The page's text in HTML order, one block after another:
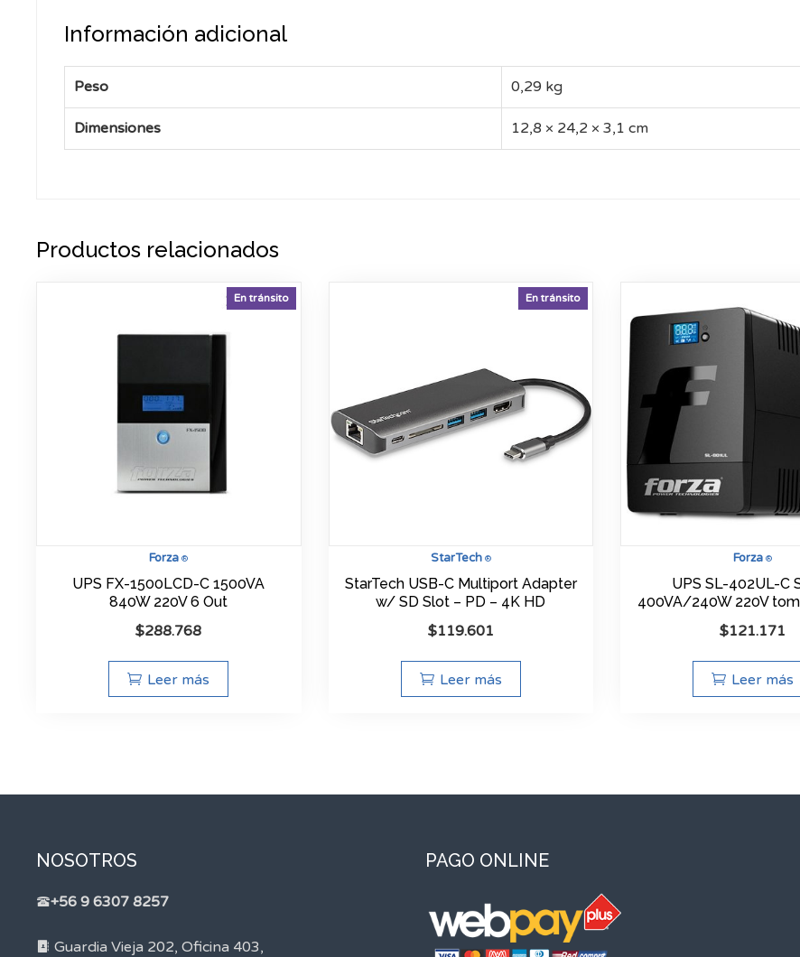
Información adicional
Peso 0,29 kg
Dimensiones 12,8 × 24,2 × 3,1 cm
Productos relacionados
Forza ®
En tránsito
UPS FX-1500LCD-C 1500VA
840W 220V 6 Out
$288.768
Leer más
StarTech®
En tránsito
StarTech USB-C Multiport Adapter
w/ SD Slot – PD – 4K HD
$119.601
Leer más
Forza ®
UPS SL-402UL-C
400VA/240W 220V
$121.171
Leer más
NOSOTROS
+56 9 6307 8257
Guardia Vieja 202, Oficina 403,
PAGO ONLINE